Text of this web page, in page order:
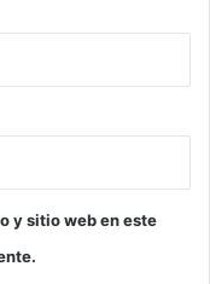
y sitio web en este